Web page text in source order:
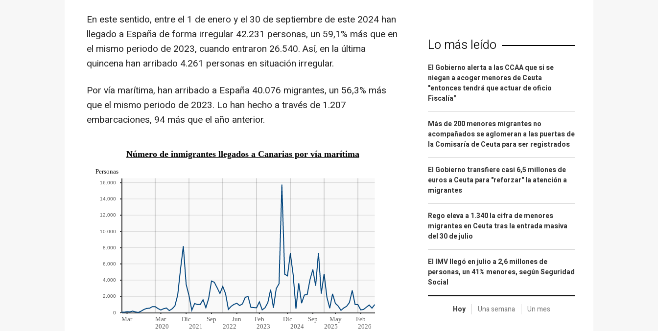
En este sentido, entre el 1 de enero y el 30 de septiembre de este 2024 han
llegado a España de forma irregular 42.231 personas, un 59,1% más que en
el mismo periodo de 2023, cuando entraron 26.540. Así, en la última
quincena han arribado 4.261 personas en situación irregular.
Por vía marítima, han arribado a España 40.076 migrantes, un 56,3% más
que el mismo periodo de 2023. Lo han hecho a través de 1.207
embarcaciones, 94 más que el año anterior.
Lo más leído
El Gobierno alerta a las CCAA que si se
niegan a acoger menores de Ceuta
"entonces tendrá que actuar de oficio
Fiscalía"
Más de 200 menores migrantes no
acompañados se aglomeran a las puertas de
la Comisaría de Ceuta para ser registrados
El Gobierno transfiere casi 6,5 millones de
euros a Ceuta para "reforzar" la atención a
migrantes
Rego eleva a 1.340 la cifra de menores
migrantes en Ceuta tras la entrada masiva
del 30 de julio
El IMV llegó en julio a 2,6 millones de
personas, un 41% menores, según Seguridad
Social
Hoy Una semana Un mes